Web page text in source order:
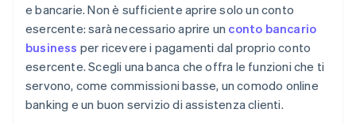
e bancarie. Non è sufficiente aprire solo un conto
esercente: sarà necessario aprire un conto bancario
business per ricevere i pagamenti dal proprio conto
esercente. Scegli una banca che offra le funzioni che ti
servono, come commissioni basse, un comodo online
banking e un buon servizio di assistenza clienti.